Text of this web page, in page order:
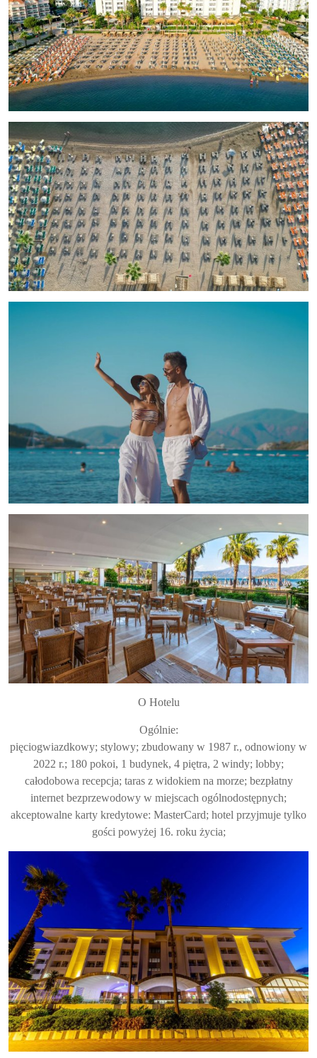
O Hotelu
Ogólnie:
pięciogwiazdkowy; stylowy; zbudowany w 1987 r., odnowiony w
2022 r.; 180 pokoi, 1 budynek, 4 piętra, 2 windy; lobby;
całodobowa recepcja; taras z widokiem na morze; bezpłatny
internet bezprzewodowy w miejscach ogólnodostępnych;
akceptowalne karty kredytowe: MasterCard; hotel przyjmuje tylko
gości powyżej 16. roku życia;